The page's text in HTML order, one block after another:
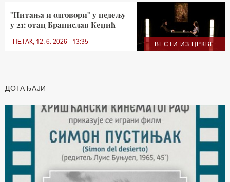
ВЕСТИ ИЗ ЦРКВЕ
"Питања и одговори" у недељу
у 21: отац Бранислав Кеџић
ПЕТАК, 12. 6. 2026 - 13:35
ДОГАЂАЈИ